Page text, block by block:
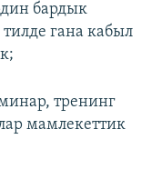
бардык
гана кабыл
тренинг
мамлекеттик